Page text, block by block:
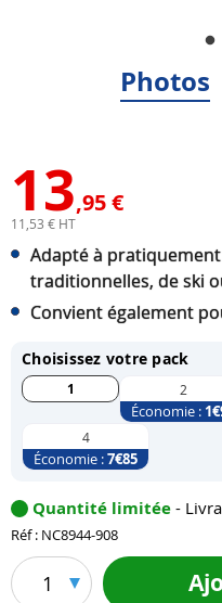
Photos
13,95 €
11,53 € HT
Adapté à
traditionnelles, de ski
Convient également
Choisissez votre pack
1 2
Économie : 1
4
Économie :7€85
Quantité limitée -
Réf : NC8944-908
1